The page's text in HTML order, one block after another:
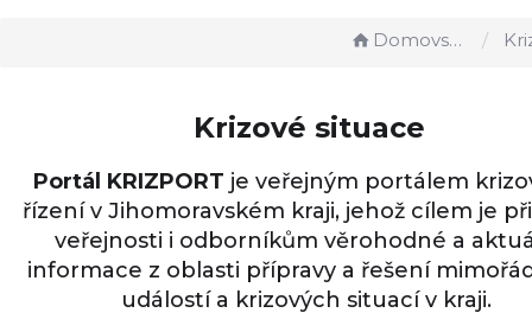
Domovská stránka
Krizové situace
Portál KRIZPORT je veřejným portálem
řízení v Jihomoravském kraji, jehož cílem je
veřejnosti i odborníkům věrohodné a
informace z oblasti přípravy a řešení
událostí a krizových situací v kraji.